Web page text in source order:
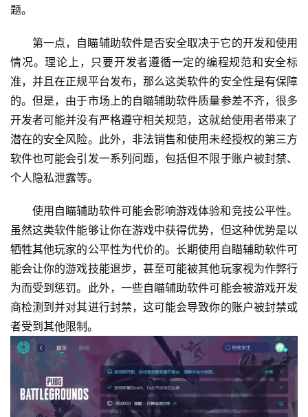
题。
第一点，自瞄辅助软件是否安全取决于它的开发和使用
情况。理论上，只要开发者遵循一定的编程规范和安全标
准，并且在正规平台发布，那么这类软件的安全性是有保障
的。但是，由于市场上的自瞄辅助软件质量参差不齐，很多
开发者可能并没有严格遵守相关规范，这就给使用者带来了
潜在的安全风险。此外，非法销售和使用未经授权的第三方
软件也可能会引发一系列问题，包括但不限于账户被封禁、
个人隐私泄露等。
使用自瞄辅助软件可能会影响游戏体验和竞技公平性。
虽然这类软件能够让你在游戏中获得优势，但这种优势是以
牺牲其他玩家的公平性为代价的。长期使用自瞄辅助软件可
能会让你的游戏技能退步，甚至可能被其他玩家视为作弊行
为而受到惩罚。此外，一些自瞄辅助软件可能会被游戏开发
商检测到并对其进行封禁，这可能会导致你的账户被封禁或
者受到其他限制。